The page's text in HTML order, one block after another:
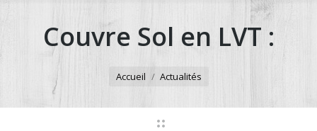
Couvre Sol en LVT :
Accueil Actualités